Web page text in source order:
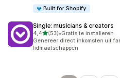
Built for Shopify
Single: musicians & creators
4,4van 5 sterren
(53)
53 recensies in totaal
•Gratis te installeren
Genereer direct inkomsten uit
lidmaatschappen